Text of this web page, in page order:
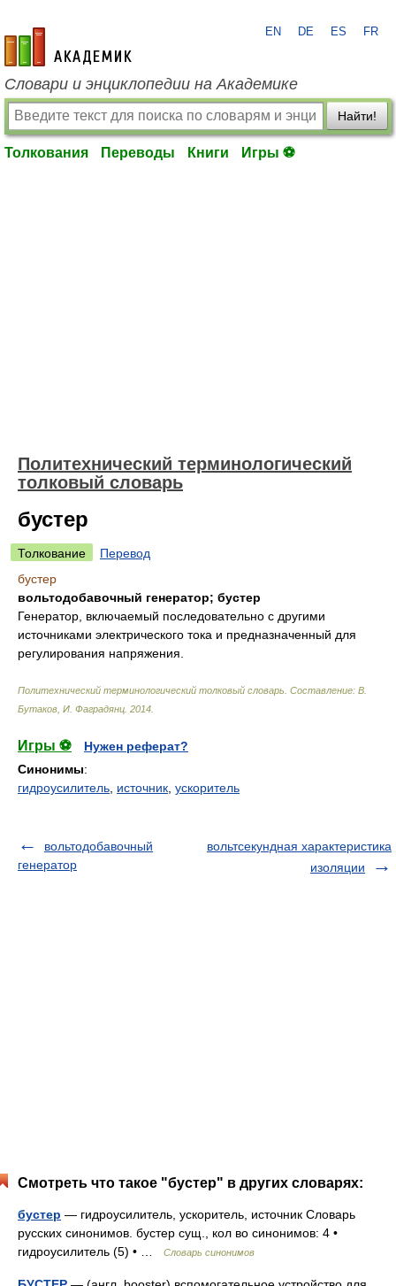
academic.ru
EN DE ES FR
Словари и энциклопедии на Академике
Найти!
Толкования Переводы Книги Игры ⚽
Политехнический терминологический
толковый словарь
бустер
Толкование
Перевод
бустер
вольтодобавочный генератор; бустер
Генератор, включаемый последовательно с другими
источниками электрического тока и предназначенный для
регулирования напряжения.
Политехнический терминологический толковый словарь Составление: В.
Бутаков, И. Фаградянц 2014
Игры ⚽
Нужен реферат?
Синонимы:
гидроусилитель источник ускоритель
вольтодобавочный
генератор
вольтсекундная характеристика
изоляции
Смотреть что такое "бустер" в других словарях:
бустер — гидроусилитель, ускоритель, источник Словарь
русских синонимов. бустер сущ., кол во синонимов: 4 •
гидроусилитель (5) • …
Словарь синонимов